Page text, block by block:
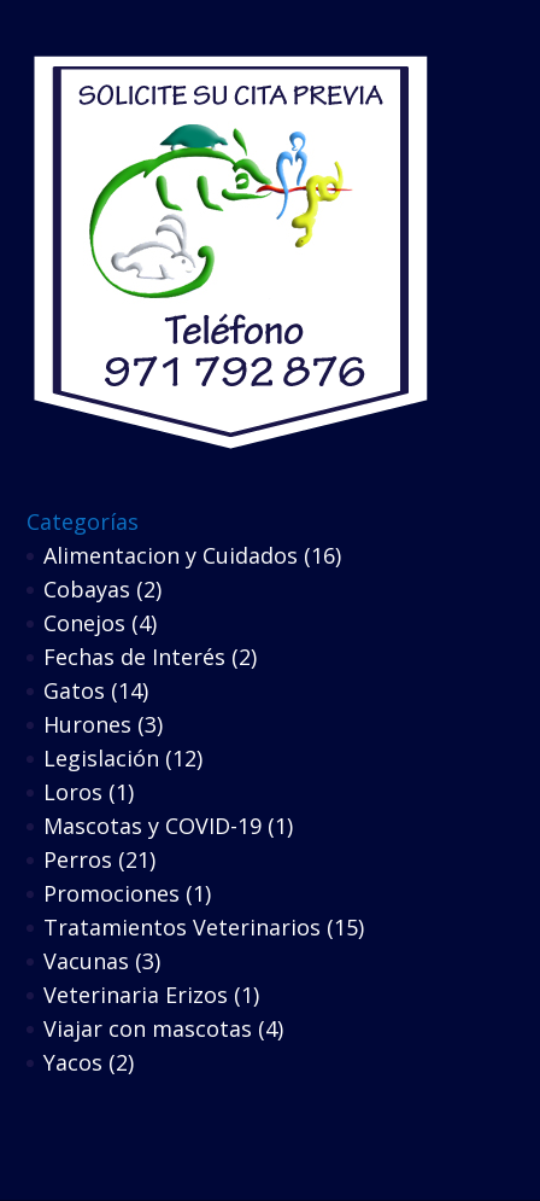
Categorías
Alimentacion y Cuidados (16)
Cobayas (2)
Conejos (4)
Fechas de Interés (2)
Gatos (14)
Hurones (3)
Legislación (12)
Loros (1)
Mascotas y COVID-19 (1)
Perros (21)
Promociones (1)
Tratamientos Veterinarios (15)
Vacunas (3)
Veterinaria Erizos (1)
Viajar con mascotas (4)
Yacos (2)